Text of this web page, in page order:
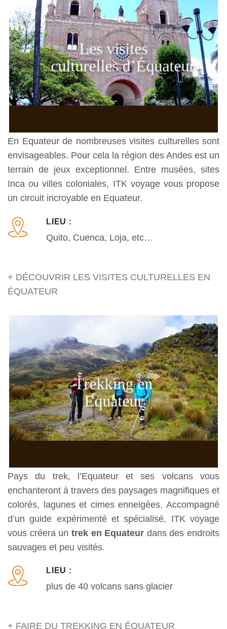
Les visites
culturelles d’Équateur
En Equateur de nombreuses visites culturelles sont
envisageables. Pour cela la région des Andes est un
terrain de jeux exceptionnel. Entre musées, sites
Inca ou villes coloniales, ITK voyage vous propose
un circuit incroyable en Equateur.
LIEU :
Quito, Cuenca, Loja, etc…
+ DÉCOUVRIR LES VISITES CULTURELLES EN
ÉQUATEUR
Trekking en
Equateur
Pays du trek, l’Equateur et ses volcans vous
enchanteront à travers des paysages magnifiques et
colorés, lagunes et cimes enneigées. Accompagné
d’un guide expérimenté et spécialisé, ITK voyage
vous créera un trek en Equateur dans des endroits
sauvages et peu visités.
LIEU :
plus de 40 volcans sans glacier
+ FAIRE DU TREKKING EN ÉQUATEUR